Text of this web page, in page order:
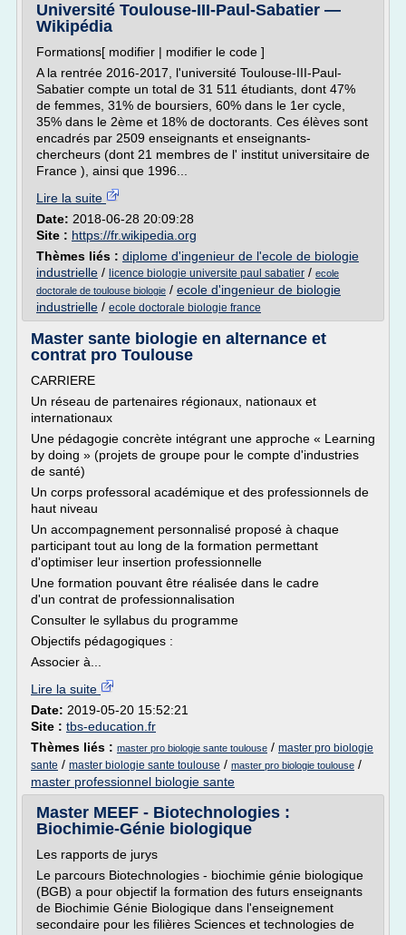
Université Toulouse-III-Paul-Sabatier —
Wikipédia
Formations[ modifier | modifier le code ]
A la rentrée 2016-2017, l'université Toulouse-III-Paul-
Sabatier compte un total de 31 511 étudiants, dont 47%
de femmes, 31% de boursiers, 60% dans le 1er cycle,
35% dans le 2ème et 18% de doctorants. Ces élèves sont
encadrés par 2509 enseignants et enseignants-
chercheurs (dont 21 membres de l' institut universitaire de
France ), ainsi que 1996...
Lire la suite
Date: 2018-06-28 20:09:28
Site : https://fr.wikipedia.org
Thèmes liés : diplome d'ingenieur de l'ecole de biologie
industrielle / licence biologie universite paul sabatier / ecole
doctorale de toulouse biologie / ecole d'ingenieur de biologie
industrielle / ecole doctorale biologie france
Master sante biologie en alternance et
contrat pro Toulouse
CARRIERE
Un réseau de partenaires régionaux, nationaux et
internationaux
Une pédagogie concrète intégrant une approche « Learning
by doing » (projets de groupe pour le compte d'industries
de santé)
Un corps professoral académique et des professionnels de
haut niveau
Un accompagnement personnalisé proposé à chaque
participant tout au long de la formation permettant
d'optimiser leur insertion professionnelle
Une formation pouvant être réalisée dans le cadre
d'un contrat de professionnalisation
Consulter le syllabus du programme
Objectifs pédagogiques :
Associer à...
Lire la suite
Date: 2019-05-20 15:52:21
Site : tbs-education.fr
Thèmes liés : master pro biologie sante toulouse / master pro biologie
sante / master biologie sante toulouse / master pro biologie toulouse /
master professionnel biologie sante
Master MEEF - Biotechnologies :
Biochimie-Génie biologique
Les rapports de jurys
Le parcours Biotechnologies - biochimie génie biologique
(BGB) a pour objectif la formation des futurs enseignants
de Biochimie Génie Biologique dans l'enseignement
secondaire pour les filières Sciences et technologies de